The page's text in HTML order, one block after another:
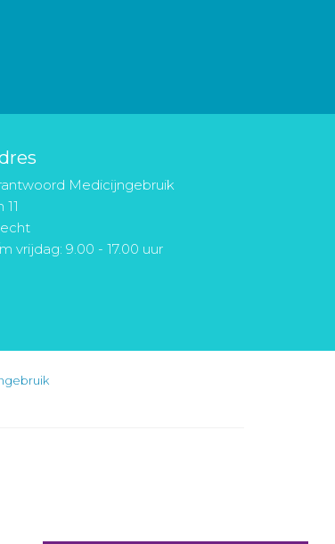
Medicijngebruik
vrijdag: 9.00 - 17.00 uur